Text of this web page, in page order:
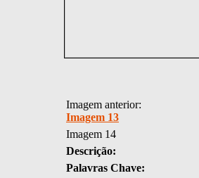
Imagem anterior:
Imagem 13
Imagem 14
Descrição:
Palavras Chave: